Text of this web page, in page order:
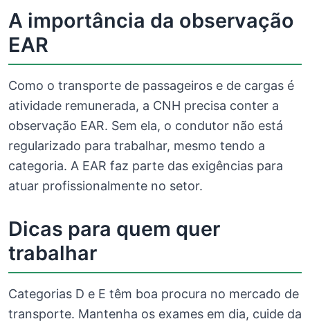
A importância da observação
EAR
Como o transporte de passageiros e de cargas é
atividade remunerada, a CNH precisa conter a
observação EAR. Sem ela, o condutor não está
regularizado para trabalhar, mesmo tendo a
categoria. A EAR faz parte das exigências para
atuar profissionalmente no setor.
Dicas para quem quer
trabalhar
Categorias D e E têm boa procura no mercado de
transporte. Mantenha os exames em dia, cuide da